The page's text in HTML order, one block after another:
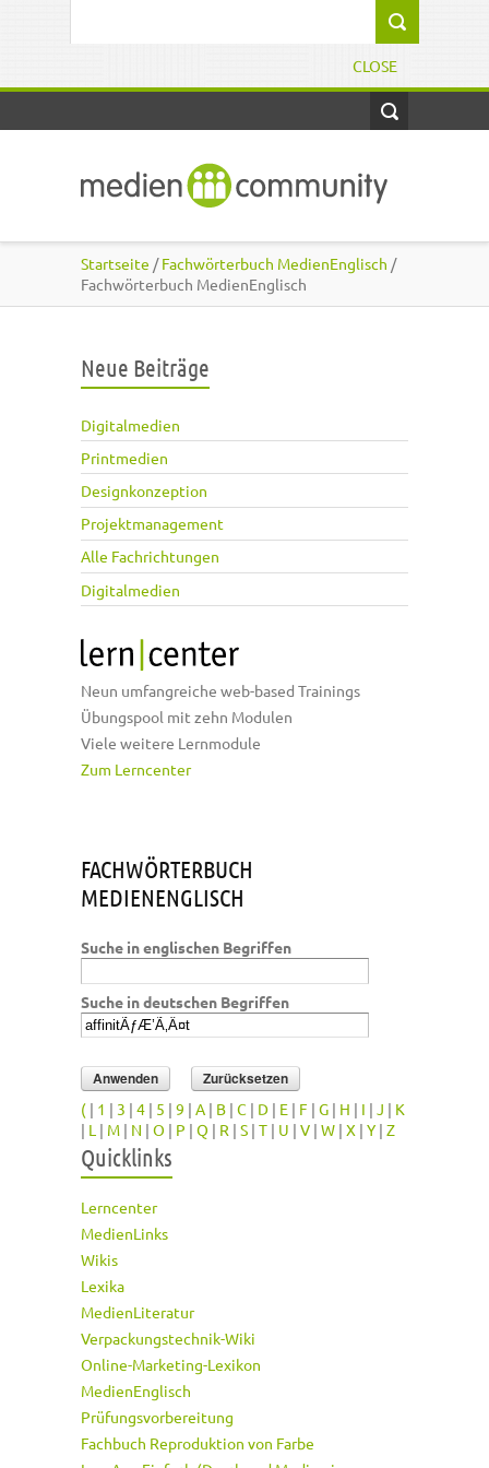
CLOSE
Startseite /Fachwörterbuch MedienEnglisch /
Fachwörterbuch MedienEnglisch
Neue Beiträge
Digitalmedien
Printmedien
Designkonzeption
Projektmanagement
Alle Fachrichtungen
Digitalmedien
Neun umfangreiche web-based Trainings
Übungspool mit zehn Modulen
Viele weitere Lernmodule
Zum Lerncenter
FACHWÖRTERBUCH
MEDIENENGLISCH
Suche in englischen Begriffen
Suche in deutschen Begriffen
( | 1 | 3 | 4 | 5 | 9 | A | B | C | D | E | F | G | H | I | J | K
| L | M | N | O | P | Q | R | S | T | U | V | W | X | Y | Z
Quicklinks
Lerncenter
MedienLinks
Wikis
Lexika
MedienLiteratur
Verpackungstechnik-Wiki
Online-Marketing-Lexikon
MedienEnglisch
Prüfungsvorbereitung
Fachbuch Reproduktion von Farbe